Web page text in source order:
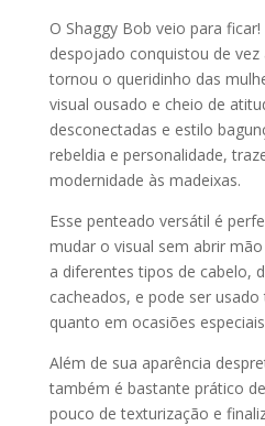
O Shaggy Bob veio para
despojado conquistou de vez
tornou o queridinho das
visual ousado e cheio de
desconectadas e estilo
rebeldia e personalidade,
modernidade às madeixas.
Esse penteado versátil é
mudar o visual sem abrir
a diferentes tipos de cabelo,
cacheados, e pode ser
quanto em ocasiões
Além de sua aparência
também é bastante prático
pouco de texturização e